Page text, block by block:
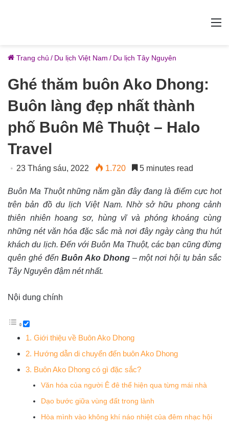
Trang chủ / Du lịch Việt Nam / Du lịch Tây Nguyên
Ghé thăm buôn Ako Dhong:
Buôn làng đẹp nhất thành
phố Buôn Mê Thuột – Halo
Travel
23 Tháng sáu, 2022 1.720 5 minutes read
Buôn Ma Thuột những năm gần đây đang là điểm cực hot
trên bản đồ du lịch Việt Nam. Nhờ sở hữu phong cảnh
thiên nhiên hoang sơ, hùng vĩ và phóng khoáng cùng
những nét văn hóa đặc sắc mà nơi đây ngày càng thu hút
khách du lịch. Đến với Buôn Ma Thuột, các bạn cũng đừng
quên ghé đến Buôn Ako Dhong– một nơi hội tụ bản sắc
Tây Nguyên đậm nét nhất.
Nội dung chính
1. Giới thiệu về Buôn Ako Dhong
2. Hướng dẫn di chuyển đến buôn Ako Dhong
3. Buôn Ako Dhong có gì đặc sắc?
Văn hóa của người Ê đê thể hiện qua từng mái nhà
Dạo bước giữa vùng đất trong lành
Hòa mình vào không khí náo nhiệt của đêm nhạc hội